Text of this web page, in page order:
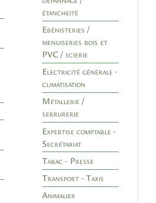
étancheité
Ebénisteries /
menuiseries bois et
PVC / scierie
Electricité générale -
climatisation
Métallerie /
serrurerie
Expertise comptable -
Secrétariat
Tabac - Presse
Transport - Taxis
Animalier